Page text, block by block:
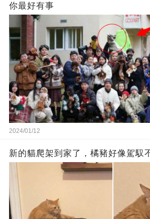
你最好有事
2024/01/12
新的貓爬架到家了，橘豬好像駕馭